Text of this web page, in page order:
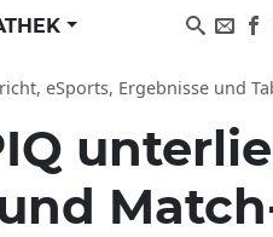
Ergebnisse und Tabelle vom